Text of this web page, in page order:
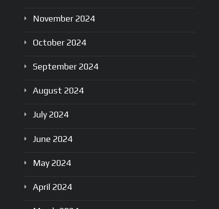
November 2024
October 2024
September 2024
August 2024
July 2024
June 2024
May 2024
April 2024